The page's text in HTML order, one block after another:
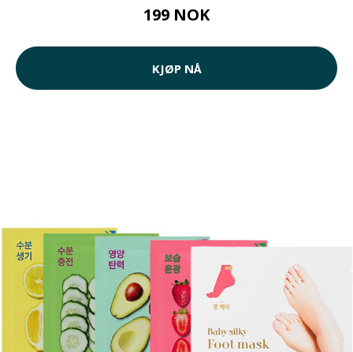
199 NOK
KJØP NÅ